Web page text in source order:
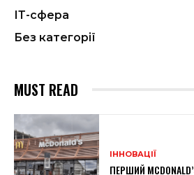
ІТ-сфера
Без категорії
MUST READ
ІННОВАЦІЇ
ПЕРШИЙ